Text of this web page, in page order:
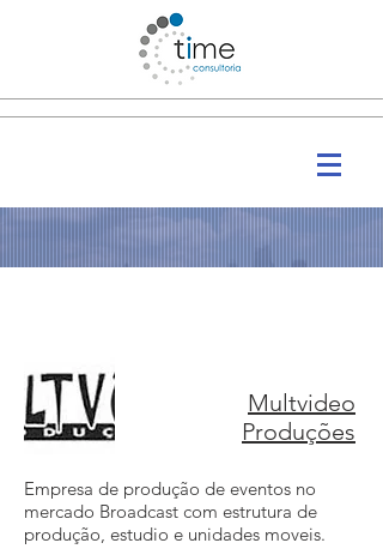
Multvideo
Produções
Empresa de produção de eventos no
mercado Broadcast com estrutura de
produção, estudio e unidades moveis.